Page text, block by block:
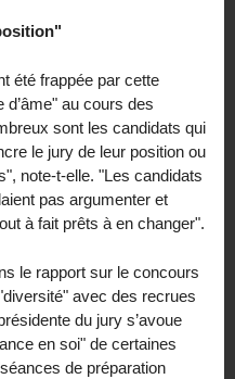
été frappée par cette
au cours des
sont les candidats qui
le jury de leur position ou
note-t-elle. "Les candidats
pas argumenter et
à fait prêts à en changer".
le rapport sur le concours
avec des recrues
du jury s’avoue
en soi" de certaines
de préparation